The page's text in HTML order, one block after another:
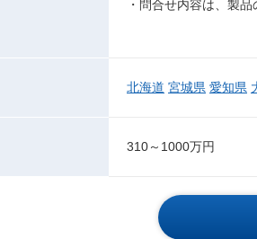
・問合せ内容は、製
北海道 宮城県 愛知県
310～1000万円